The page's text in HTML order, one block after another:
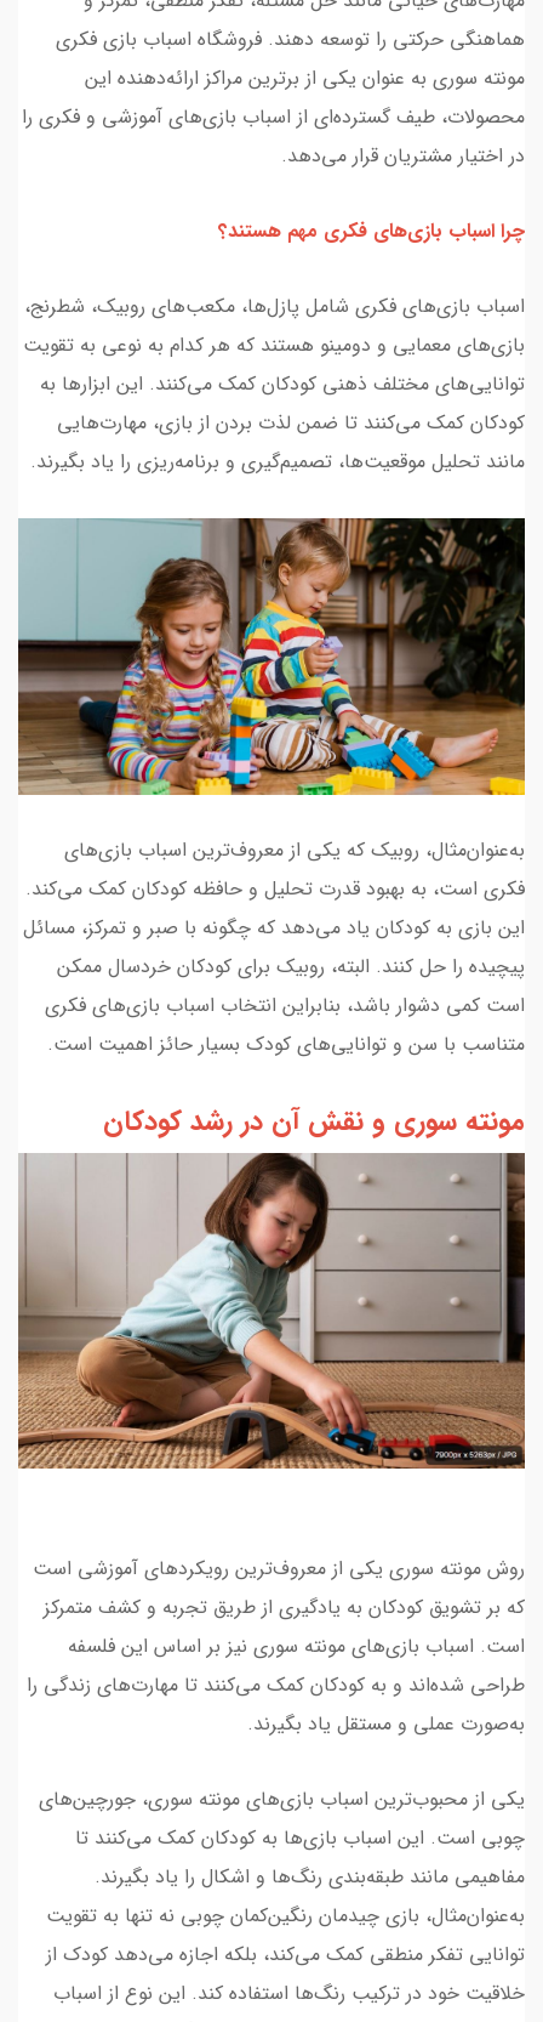
هماهنگی حرکتی را توسعه دهند. فروشگاه اسباب بازی فکری
مونته سوری به عنوان یکی از برترین مراکز ارائه‌دهنده این
محصولات، طیف گسترده‌ای از اسباب بازی‌های آموزشی و فکری را
در اختیار مشتریان قرار می‌دهد.
چرا اسباب بازی‌های فکری مهم هستند؟
اسباب بازی‌های فکری شامل پازل‌ها، مکعب‌های روبیک، شطرنج،
بازی‌های معمایی و دومینو هستند که هر کدام به نوعی به تقویت
توانایی‌های مختلف ذهنی کودکان کمک می‌کنند. این ابزارها به
کودکان کمک می‌کنند تا ضمن لذت بردن از بازی، مهارت‌هایی
مانند تحلیل موقعیت‌ها، تصمیم‌گیری و برنامه‌ریزی را یاد بگیرند.
به‌عنوان‌مثال، روبیک که یکی از معروف‌ترین اسباب بازی‌های
فکری است، به بهبود قدرت تحلیل و حافظه کودکان کمک می‌کند.
این بازی به کودکان یاد می‌دهد که چگونه با صبر و تمرکز، مسائل
پیچیده را حل کنند. البته، روبیک برای کودکان خردسال ممکن
است کمی دشوار باشد، بنابراین انتخاب اسباب بازی‌های فکری
متناسب با سن و توانایی‌های کودک بسیار حائز اهمیت است.
مونته سوری و نقش آن در رشد کودکان
روش مونته سوری یکی از معروف‌ترین رویکردهای آموزشی است
که بر تشویق کودکان به یادگیری از طریق تجربه و کشف متمرکز
است. اسباب بازی‌های مونته سوری نیز بر اساس این فلسفه
طراحی شده‌اند و به کودکان کمک می‌کنند تا مهارت‌های زندگی را
به‌صورت عملی و مستقل یاد بگیرند.
یکی از محبوب‌ترین اسباب بازی‌های مونته سوری، جورچین‌های
چوبی است. این اسباب بازی‌ها به کودکان کمک می‌کنند تا
مفاهیمی مانند طبقه‌بندی رنگ‌ها و اشکال را یاد بگیرند.
به‌عنوان‌مثال، بازی چیدمان رنگین‌کمان چوبی نه تنها به تقویت
توانایی تفکر منطقی کمک می‌کند، بلکه اجازه می‌دهد کودک از
خلاقیت خود در ترکیب رنگ‌ها استفاده کند. این نوع از اسباب